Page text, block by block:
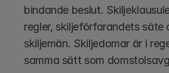
bindande beslut.
regler, skiljeförfarandets säte
skiljemän. Skiljedomar är i
samma sätt som